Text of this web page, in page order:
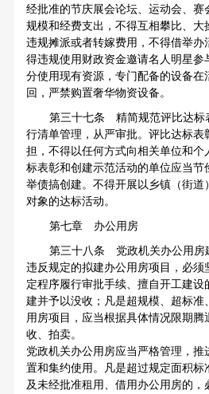
经批准的节庆展会论坛、运动会、赛
规模和经费支出，不得互相攀比、大
违规摊派或者转嫁费用，不得借举办
得违规使用财政资金邀请名人明星参
分使用现有资源，专门配备的设备在
回，严禁购置奢华物资设备。
第三十七条 精简规范评比达标
行清单管理，从严审批。评比达标表
担，不得以任何方式向相关单位和个
标表彰和创建示范活动的单位应当节
举债搞创建。不得开展以乡镇（街道
对象的达标活动。
第七章 办公用房
第三十八条 党政机关办公用房
违反规定的拟建办公用房项目，必须
定程序履行审批手续、擅自开工建
建并予以没收；凡是超规模、超标准
用房项目，应当根据具体情况限期
收、拍卖。
党政机关办公用房应当严格管理，
置和集约使用。凡是超过规定面积标
及未经批准租用、借用办公用房的